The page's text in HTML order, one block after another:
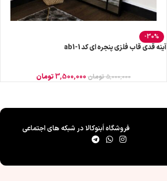
-30%
آینه قدی قاب فلزی پنجره ای کد ab1-1
5,000,000 تومان 3,500,000تومان
فروشگاه اَبنوکالا در شبکه های اجتماعی